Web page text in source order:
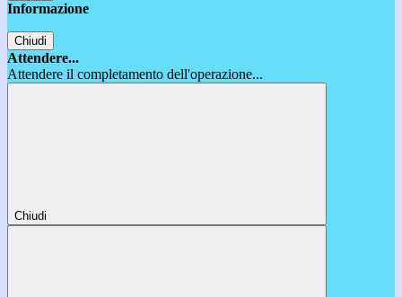
Informazione
Chiudi
Attendere...
Attendere il completamento dell'operazione...
Chiudi